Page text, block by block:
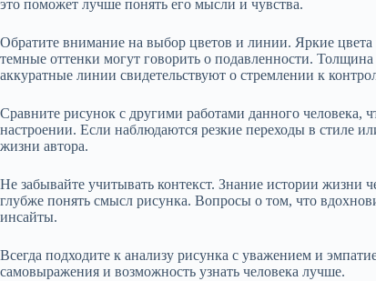
это поможет лучше понять его мысли и чувства.
Обратите внимание на выбор цветов и линии. Яркие цвета
темные оттенки могут говорить о подавленности.
аккуратные линии свидетельствуют о стремлении к
Сравните рисунок с другими работами данного
настроении. Если наблюдаются резкие переходы в стиле
жизни автора.
Не забывайте учитывать контекст. Знание истории жизни
глубже понять смысл рисунка. Вопросы о том, что
инсайты.
Всегда подходите к анализу рисунка с уважением и
самовыражения и возможность узнать человека лучше.